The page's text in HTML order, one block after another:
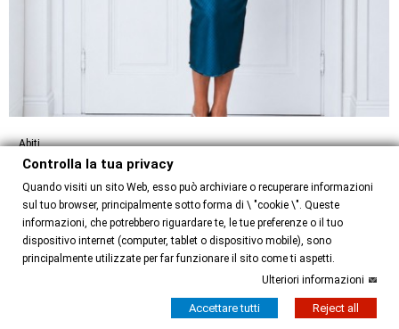
Abiti
Abito Pam Option 38
130,00 €
Controlla la tua privacy
Quando visiti un sito Web, esso può archiviare o recuperare informazioni
sul tuo browser, principalmente sotto forma di \ "cookie \". Queste
informazioni, che potrebbero riguardare te, le tue preferenze o il tuo
dispositivo internet (computer, tablet o dispositivo mobile), sono
principalmente utilizzate per far funzionare il sito come ti aspetti.
Ulteriori informazioni
Accettare tutti Reject all